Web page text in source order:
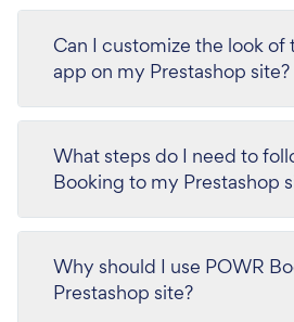
Can I customize the look of
app on my Prestashop site?
What steps do I need to
Booking to my Prestashop
Why should I use POWR
Prestashop site?